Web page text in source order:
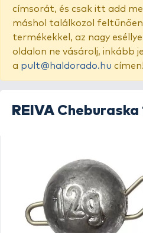
címsorát, és csak itt add
máshol találkozol
termékekkel, az nagy
oldalon ne vásárolj, inkább
a pult@haldorado.hu címen!
REIVA Cheburaska